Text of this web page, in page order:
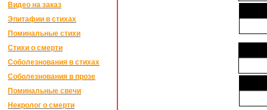
Видео на заказ
Эпитафии в стихах
Поминальные стихи
Стихи о смерти
Соболезнования в стихах
Соболезнования в прозе
Поминальные свечи
Некролог о смерти